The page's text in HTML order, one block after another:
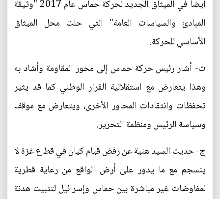
أيضاً في الميثاق الجديد لحركة حماس عام 2017 "وثيقة
المبادئ والسياسات العامة" التي حلت محل الميثاق
الأساسي للحركة.
ث‌- أشار رئيس حركة حماس إلى محور المقاومة وأشاد به
وهذا يتعارض مع استقلالية القرار الوطني كما قد يثير
تحفظات وانتقادات المحاور الأخرى، ويتعارض مع موقف
وسياسة الرئيس ومنظمة التحرير.
ج‌- حديث السيد هنية عن رفض قيام كيان في قطاع غزة لا
ينسجم مع ما يدور على أرض الواقع من رعاية قطرية
لمفاوضات غير مباشرة بين حماس وإسرائيل لتثبيت هدنة